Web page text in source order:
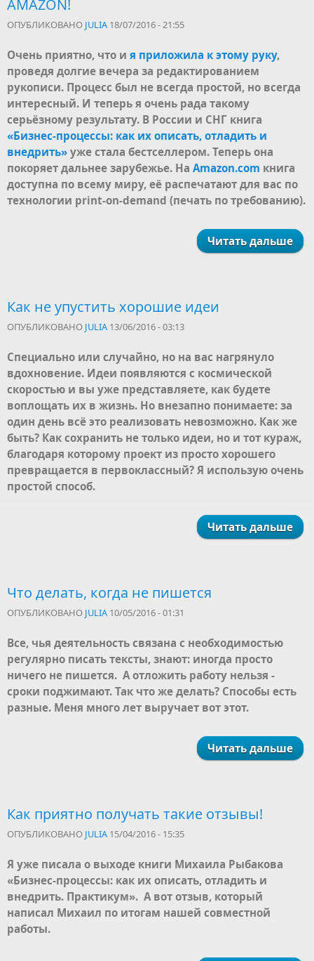
AMAZON!
ОПУБЛИКОВАНО JULIA 18/07/2016 - 21:55
Очень приятно, что и я приложила к этому руку,
проведя долгие вечера за редактированием
рукописи. Процесс был не всегда простой, но всегда
интересный. И теперь я очень рада такому
серьёзному результату. В России и СНГ книга
«Бизнес-процессы: как их описать, отладить и
внедрить» уже стала бестселлером. Теперь она
покоряет дальнее зарубежье. На Amazon.com книга
доступна по всему миру, её распечатают для вас по
технологии print-on-demand (печать по требованию).
Читать дальше
Как не упустить хорошие идеи
ОПУБЛИКОВАНО JULIA 13/06/2016 - 03:13
Специально или случайно, но на вас нагрянуло
вдохновение. Идеи появляются с космической
скоростью и вы уже представляете, как будете
воплощать их в жизнь. Но внезапно понимаете: за
один день всё это реализовать невозможно. Как же
быть? Как сохранить не только идеи, но и тот кураж,
благодаря которому проект из просто хорошего
превращается в первоклассный? Я использую очень
простой способ.
Читать дальше
Что делать, когда не пишется
ОПУБЛИКОВАНО JULIA 10/05/2016 - 01:31
Все, чья деятельность связана с необходимостью
регулярно писать тексты, знают: иногда просто
ничего не пишется. А отложить работу нельзя -
сроки поджимают. Так что же делать? Способы есть
разные. Меня много лет выручает вот этот.
Читать дальше
Как приятно получать такие отзывы!
ОПУБЛИКОВАНО JULIA 15/04/2016 - 15:35
Я уже писала о выходе книги Михаила Рыбакова
«Бизнес-процессы: как их описать, отладить и
внедрить. Практикум». А вот отзыв, который
написал Михаил по итогам нашей совместной
работы.